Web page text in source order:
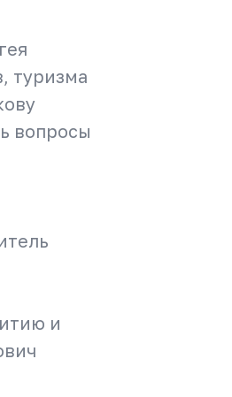
туризма
вопросы
и